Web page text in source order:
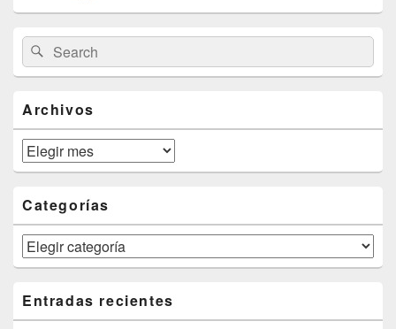
Primary
Sidebar
Widget
Area
Search
for:
Search
Archivos
Archivos
Categorías
Categorías
Entradas recientes